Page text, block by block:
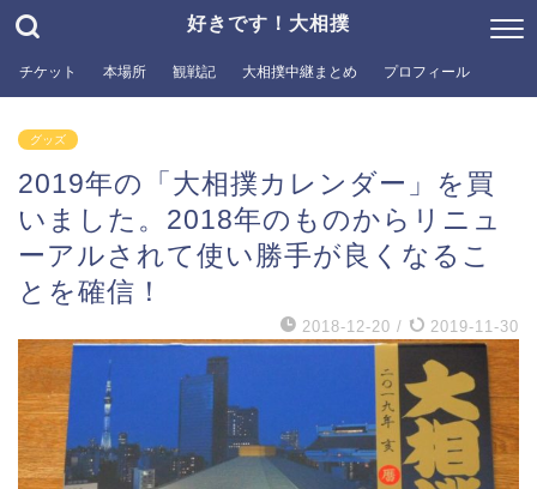
好きです！大相撲
チケット 本場所 観戦記 大相撲中継まとめ プロフィール
グッズ
2019年の「大相撲カレンダー」を買
いました。2018年のものからリニュ
ーアルされて使い勝手が良くなるこ
とを確信！
2018-12-20 / 2019-11-30